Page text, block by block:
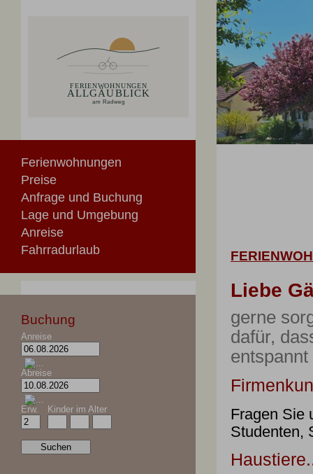
Liebe
gerne
dafür,
Fragen Sie
Studenten,
Ferienwohnungen
Preise
Anfrage und Buchung
Lage und Umgebung
Anreise
Fahrradurlaub
Buchung
Anreise
Abreise
Erw. Kinder im Alter